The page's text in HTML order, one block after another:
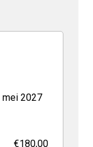
mei 2027
€180,00